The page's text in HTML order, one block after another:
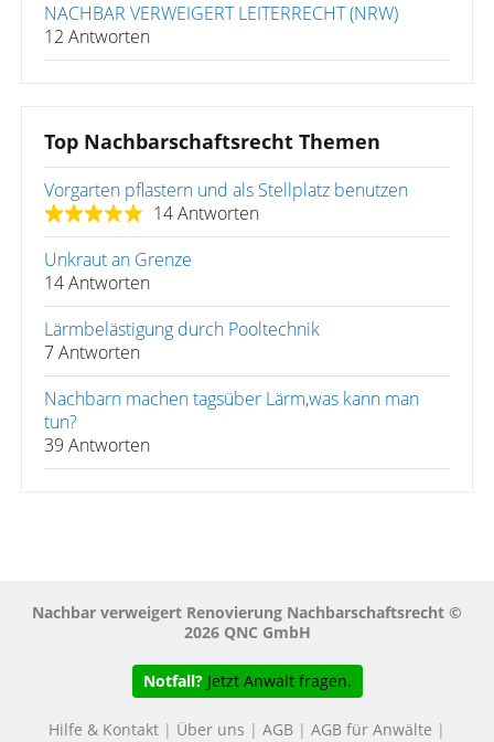
NACHBAR VERWEIGERT LEITERRECHT (NRW)
12 Antworten
Top Nachbarschaftsrecht Themen
Vorgarten pflastern und als Stellplatz benutzen
14 Antworten
Unkraut an Grenze
14 Antworten
Lärmbelästigung durch Pooltechnik
7 Antworten
Nachbarn machen tagsüber Lärm,was kann man
tun?
39 Antworten
Nachbar verweigert Renovierung Nachbarschaftsrecht ©
2026 QNC GmbH
Notfall? Jetzt Anwalt fragen.
Hilfe & Kontakt | Über uns | AGB | AGB für Anwälte |